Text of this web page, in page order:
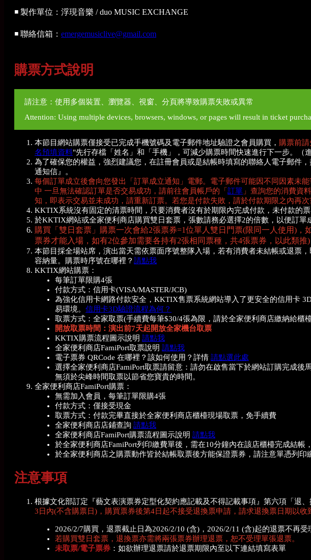
◾ 製作單位：浮現音樂 / duo MUSIC EXCHANGE
◾ 聯絡信箱： emergemusiclive@gmail.com
購票方式說明
請注意：使用多個裝置、瀏覽器、視窗、分頁將導致購票失敗或異常
Attention: Using multiple devices, browsers, windows, or pages will result in ticket
本節目網站購票僅接受已完成手機號碼及電子郵件地址驗證之會員購買， 購票前請
名預填資料"先行存檔「姓名」和「手機」，可減少購票時間快速進行下一步。（
為了確保您的權益，強烈建議您，在註冊會員或是結帳時填寫的聯絡人電子郵件
通知信』。
每個訂單成立後會向您發出「訂單成立通知」電郵。電子郵件可能因不同因素未
中 一旦無法確認訂單是否交易成功，請前往會員帳戶的「訂單 」查詢您的消費資
知，即表示交易並未成功，請重新訂票。若您是付款失敗，請於付款期限之內再次
KKTIX系統沒有固定的清票時間，只要消費者沒有於期限內完成付款，未付款的
於KKTIX網站或全家便利商店購買雙日套票，張數請務必選擇2的倍數，以便訂單
購買「雙日套票」購票一次會給2張票券=1位單人雙日門票(限同一人使用)
票券才能入場，如有2位參加需要各持有2張相同票種，共4張票券，以此類推)
本節目採全場站席，演出當天需依票面序號整隊入場，若有消費者未結帳或退票
容納量。購票時序號在哪裡？ 請點我
KKTIX網站購票：
每筆訂單限購4張
付款方式：信用卡(VISA/MASTER/JCB)
為強化信用卡網路付款安全，KKTIX售票系統網站導入了更安全的信用卡
易環境。 信用卡3D驗證流程為何？
取票方式：全家取票(手續費每筆$30/4張為限，請於全家便利商店繳納給櫃
開放取票時間：演出前7天起開放全家機台取票
KKTIX購票流程圖示說明 請點我
全家便利商店FamiPort取票說明 請點我
電子票券 QRCode 在哪裡？該如何使用？詳情 請點選此處
選擇全家便利商店FamiPort取票請留意：請勿在啟售當下於網站訂購完成
無須於尖峰時間取票以節省您寶貴的時間。
全家便利商店FamiPort購票：
無需加入會員，每筆訂單限購4張
付款方式：僅接受現金
取票方式：付款完畢直接於全家便利商店櫃檯現場取票，免手續費
全家便利商店店鋪查詢 請點我
全家便利商店FamiPort購票流程圖示說明 請點我
於全家便利商店FamiPort列印繳費單後，需在10分鐘內在該店櫃檯完成結
於全家便利商店之購票動作皆於結帳取票後方能保證票券，請注意單憑列印
注意事項
根據文化部訂定『藝文表演票券定型化契約應記載及不得記載事項』第六項「退
3日內(不含購票日)，購買票券後第4日起不接受退換票申請， 請求退換票日期以收
2026/2/7購買，退票截止日為2026/2/10 (含)，2026/2/11 (含)起的退票不再受
若購買雙日套票，退換票亦需將兩張票券辦理退票，恕不受理單張退票。
未取票/電子票券 ：如欲辦理退票請於退票期限內至以下連結填寫表單